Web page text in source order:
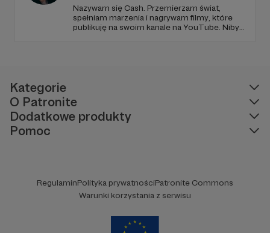
Nazywam się Cash. Przemierzam świat,
spełniam marzenia i nagrywam filmy, które
publikuję na swoim kanale na YouTube. Niby
Kategorie
O Patronite
Dodatkowe produkty
Pomoc
RegulaminPolityka prywatnościPatronite Commons
Warunki korzystania z serwisu